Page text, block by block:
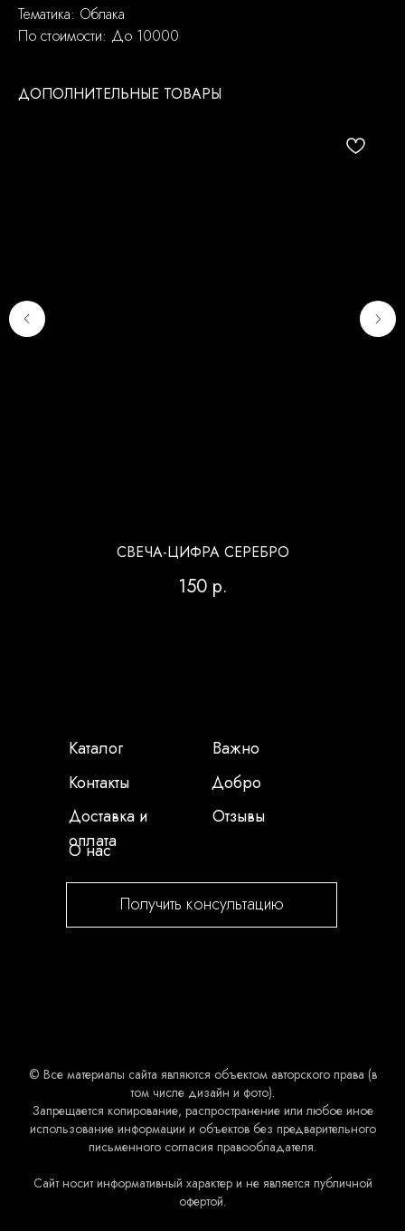
Тематика: Облака
По стоимости: До 10000
ДОПОЛНИТЕЛЬНЫЕ ТОВАРЫ
СВЕЧА-ЦИФРА СЕРЕБРО
150 р.
Каталог
Контакты
Доставка и
оплата
О нас
Важно
Добро
Отзывы
Получить консультацию
© Все материалы сайта являются объектом авторского права (в
том числе дизайн и фото).
Запрещается копирование, распространение или любое иное
использование информации и объектов без предварительного
письменного согласия правообладателя.
Сайт носит информативный характер и не является публичной
офертой.